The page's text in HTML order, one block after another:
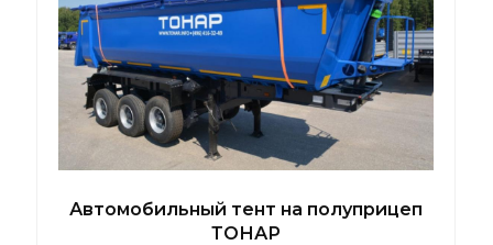
Автомобильный тент на полуприцеп
ТОНАР